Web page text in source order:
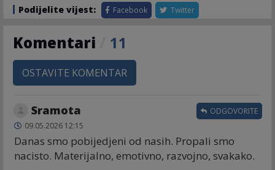
Podijelite vijest: Facebook Twitter
Komentari 11
OSTAVITE KOMENTAR
Sramota
09.05.2026 12:15
Danas smo pobijedjeni od nasih. Propali smo
nacisto. Materijalno, emotivno, razvojno, svakako.
ODGOVORITE